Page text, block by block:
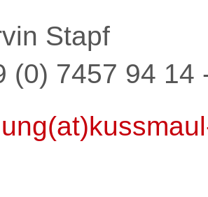
Stapf
(0) 7457 94 14